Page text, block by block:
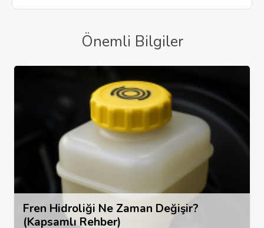
Önemli Bilgiler
Fren Hidroliği Ne Zaman Değişir?
(Kapsamlı Rehber)